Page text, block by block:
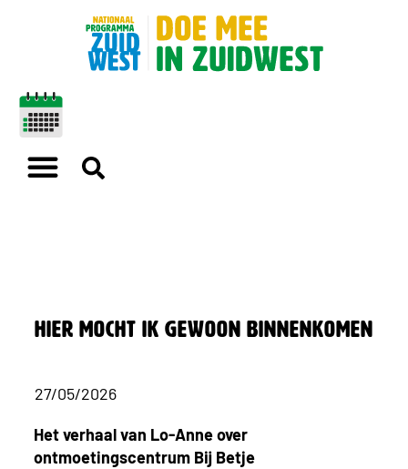
Hier mocht ik gewoon binnenkomen
27/05/2026
Het verhaal van Lo-Anne over
ontmoetingscentrum Bij Betje